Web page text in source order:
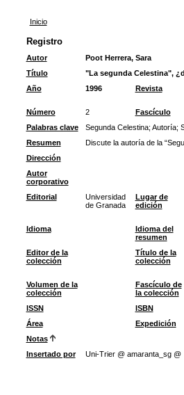
Inicio
Registro
Autor
Poot Herrera, Sara
Título
"La segunda Celestina",
Año
1996 Revista
Número
2
Fascículo
Palabras clave
Segunda Celestina; Autoría;
Resumen
Discute la autoría de la
Dirección
Autor
corporativo
Editorial
Universidad
de Granada
Lugar de
edición
Idioma
Idioma del
resumen
Editor de la
colección
Título de la
colección
Volumen de la
colección
Fascículo de
la colección
ISSN
ISBN
Área
Expedición
Notas
Insertado por
Uni-Trier @ amaranta_sg @